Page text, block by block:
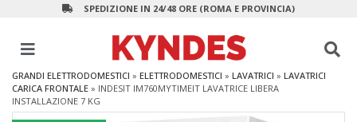
SPEDIZIONE IN 24/48 ORE (ROMA E PROVINCIA)
GRANDI ELETTRODOMESTICI » ELETTRODOMESTICI » LAVATRICI » LAVATRICI
CARICA FRONTALE » INDESIT IM760MYTIMEIT LAVATRICE LIBERA
INSTALLAZIONE 7 KG